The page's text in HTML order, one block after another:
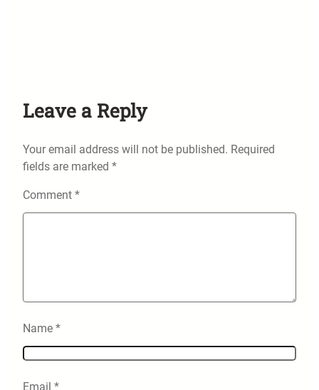
Leave a Reply
Your email address will not be published. Required
fields are marked *
Comment *
Name *
Email *